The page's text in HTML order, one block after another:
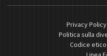
Privacy Policy
Politica sulla
Codice